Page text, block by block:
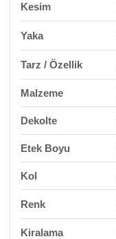
Kesim
Yaka
Tarz / Özellik
Malzeme
Dekolte
Etek Boyu
Kol
Renk
Kiralama